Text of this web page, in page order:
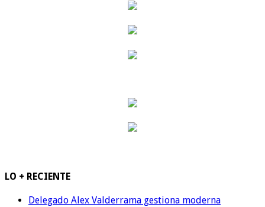
LO + RECIENTE
Delegado Alex Valderrama gestiona moderna